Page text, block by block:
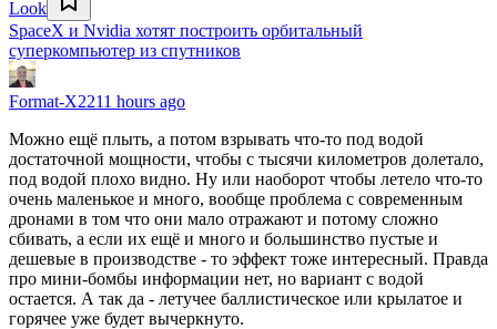
Look
SpaceX и Nvidia хотят построить орбитальный
суперкомпьютер из спутников
Format-X2211 hours ago
Можно ещё плыть, а потом взрывать что-то под водой
достаточной мощности, чтобы с тысячи километров долетало,
под водой плохо видно. Ну или наоборот чтобы летело что-то
очень маленькое и много, вообще проблема с современным
дронами в том что они мало отражают и потому сложно
сбивать, а если их ещё и много и большинство пустые и
дешевые в производстве - то эффект тоже интересный. Правда
про мини-бомбы информации нет, но вариант с водой
остается. А так да - летучее баллистическое или крылатое и
горячее уже будет вычеркнуто.